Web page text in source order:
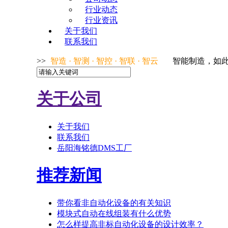
行业动态
行业资讯
关于我们
联系我们
>> 智造 · 智测 · 智控 · 智联 · 智云 智能制造，如
关于公司
关于我们
联系我们
岳阳海铭德DMS工厂
推荐新闻
带你看非自动化设备的有关知识
模块式自动在线组装有什么优势
怎么样提高非标自动化设备的设计效率？